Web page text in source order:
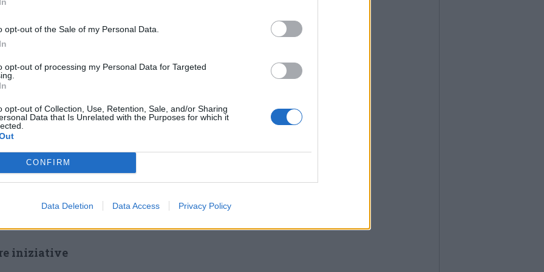
opt-out of the Sale of my Personal Data.
opt-out of processing my Personal Data for Targeted
opt-out of Collection, Use, Retention, Sale, and/or Sharing
Data that Is Unrelated with the Purposes for which it
CONFIRM
Data Deletion Data Access Privacy Policy
farcito con prugne e frutta secca,
lavorate al burro e timo, un classico
natalizie.
con
e il classico panettone tiepido, servito
euro a persona, comprensivo di acqua, un
persone e caffè. Per i più piccoli (fino a 13
dedicato a 35 euro.
iniziative